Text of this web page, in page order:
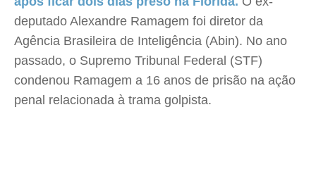
deputado Alexandre Ramagem foi diretor da
Agência Brasileira de Inteligência (Abin). No ano
passado, o Supremo Tribunal Federal (STF)
condenou Ramagem a 16 anos de prisão na ação
penal relacionada à trama golpista.